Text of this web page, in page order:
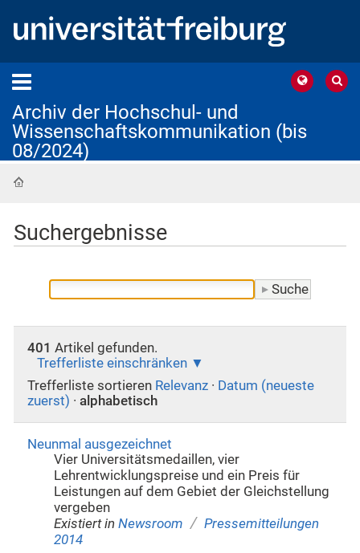
Archiv der Hochschul- und
Wissenschaftskommunikation (bis
08/2024)
Suchergebnisse
401 Artikel gefunden.
Trefferliste einschränken
Trefferliste sortieren Relevanz · Datum (neueste
zuerst) · alphabetisch
Neunmal ausgezeichnet
Vier Universitätsmedaillen, vier
Lehrentwicklungspreise und ein Preis für
Leistungen auf dem Gebiet der Gleichstellung
vergeben
Existiert in Newsroom / Pressemitteilungen
2014